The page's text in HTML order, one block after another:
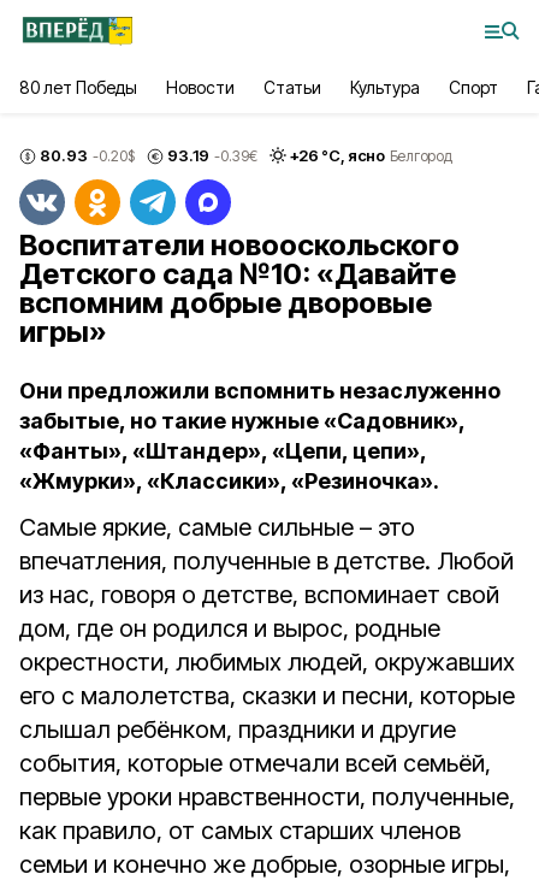
80 лет Победы Новости Статьи Культура Спорт
80.93 -0.20$ 93.19 -0.39€ +26 °С, ясно Белгород
Воспитатели новооскольского
Детского сада №10: «Давайте
вспомним добрые дворовые
игры»
Они предложили вспомнить незаслуженно
забытые, но такие нужные «Садовник»,
«Фанты», «Штандер», «Цепи, цепи»,
«Жмурки», «Классики», «Резиночка».
Самые яркие, самые сильные – это
впечатления, полученные в детстве. Любой
из нас, говоря о детстве, вспоминает свой
дом, где он родился и вырос, родные
окрестности, любимых людей, окружавших
его с малолетства, сказки и песни, которые
слышал ребёнком, праздники и другие
события, которые отмечали всей семьёй,
первые уроки нравственности, полученные,
как правило, от самых старших членов
семьи и конечно же добрые, озорные игры,